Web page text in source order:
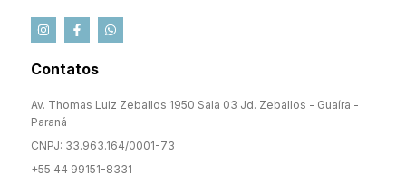
Contatos
Av. Thomas Luiz Zeballos 1950 Sala 03 Jd. Zeballos - Guaíra -
Paraná
CNPJ: 33.963.164/0001-73
+55 44 99151-8331